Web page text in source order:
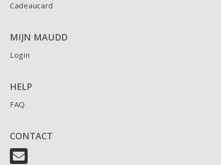
Cadeaucard
MIJN MAUDD
Login
HELP
FAQ
CONTACT